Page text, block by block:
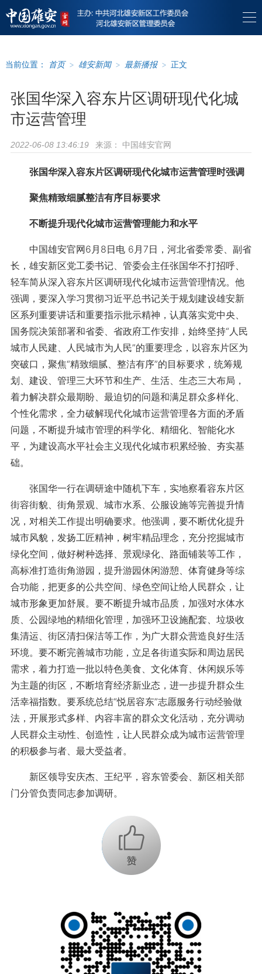
当前位置： 首页 > 雄安新闻 > 最新播报 > 正文
张国华深入容东片区调研现代化城
市运营管理
2022-06-08 13:46:19 来源： 中国雄安官网
张国华深入容东片区调研现代化城市运营管理时强调
聚焦精致细腻整洁有序目标要求
不断提升现代化城市运营管理能力和水平
中国雄安官网6月8日电 6月7日，河北省委常委、副省
长，雄安新区党工委书记、管委会主任张国华不打招呼、
轻车简从深入容东片区调研现代化城市运营管理情况。他
强调，要深入学习贯彻习近平总书记关于规划建设雄安新
区系列重要讲话和重要指示批示精神，认真落实党中央、
国务院决策部署和省委、省政府工作安排，始终坚持“人民
城市人民建、人民城市为人民”的重要理念，以容东片区为
突破口，聚焦“精致细腻、整洁有序”的目标要求，统筹规
划、建设、管理三大环节和生产、生活、生态三大布局，
着力解决群众最期盼、最迫切的问题和满足群众多样化、
个性化需求，全力破解现代化城市运营管理各方面的矛盾
问题，不断提升城市管理的科学化、精细化、智能化水
平，为建设高水平社会主义现代化城市积累经验、夯实基
础。
张国华一行在调研途中随机下车，实地察看容东片区
街容街貌、街角景观、城市水系、公服设施等完善提升情
况，对相关工作提出明确要求。他强调，要不断优化提升
城市风貌，发扬工匠精神，树牢精品理念，充分挖掘城市
绿化空间，做好树种选择、景观绿化、路面铺装等工作，
高标准打造街角游园，提升游园休闲游憩、体育健身等综
合功能，把更多的公共空间、绿色空间让给人民群众，让
城市形象更加舒展。要不断提升城市品质，加强对水体水
质、公园绿地的精细化管理，加强环卫设施配套、垃圾收
集清运、街区清扫保洁等工作，为广大群众营造良好生活
环境。要不断完善城市功能，立足各街道实际和周边居民
需求，着力打造一批以特色美食、文化体育、休闲娱乐等
为主题的街区，不断培育经济新业态，进一步提升群众生
活幸福指数。要系统总结“悦居容东”志愿服务行动经验做
法，开展形式多样、内容丰富的群众文化活动，充分调动
人民群众主动性、创造性，让人民群众成为城市运营管理
的积极参与者、最大受益者。
新区领导安庆杰、王纪平，容东管委会、新区相关部
门分管负责同志参加调研。
+1